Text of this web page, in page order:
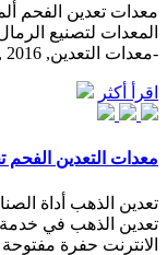
معدات تعدين الفحم
المعدات لتصنيع
-معدات التعدين, Jun 03, 2016 وكلاء بيع الات البناء في الجزائر ...
اقرأ أكثر
معدات التعدين
تعدين الذهب أداة
تعدين الذهب في
الانترنت حفرة